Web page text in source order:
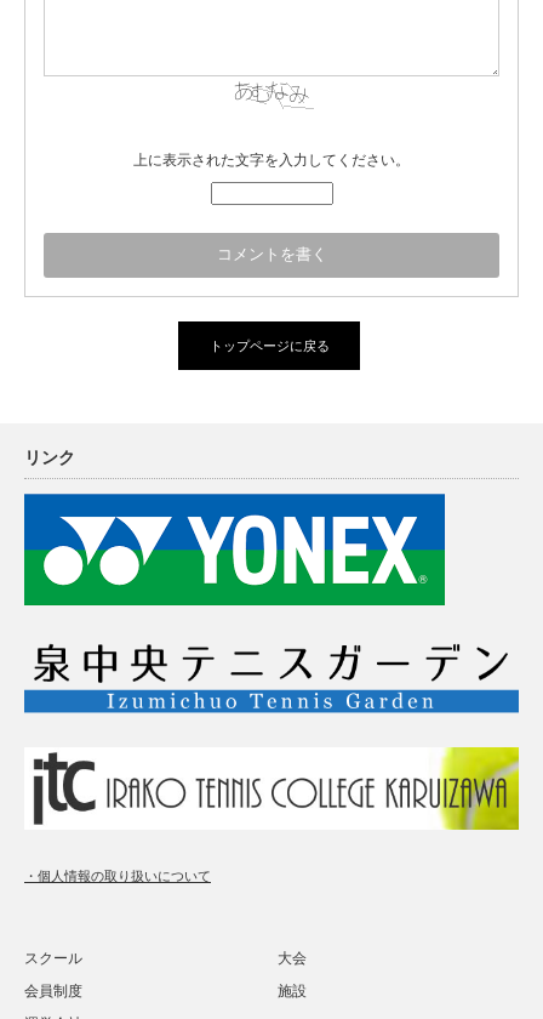
上に表示された文字を入力してください。
トップページに戻る
リンク
・個人情報の取り扱いについて
スクール
大会
会員制度
施設